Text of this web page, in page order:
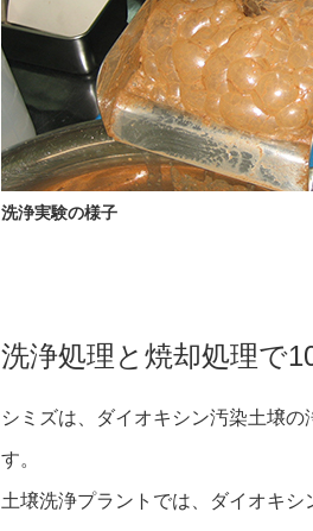
洗浄実験の様子
洗浄処理と焼却処理で
シミズは、ダイオキシン汚染土壌
す。
土壌洗浄プラントでは、ダイオキ